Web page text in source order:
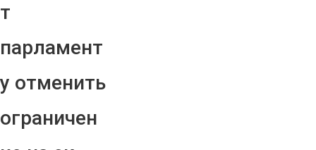
т
парламент
у отменить
ограничен